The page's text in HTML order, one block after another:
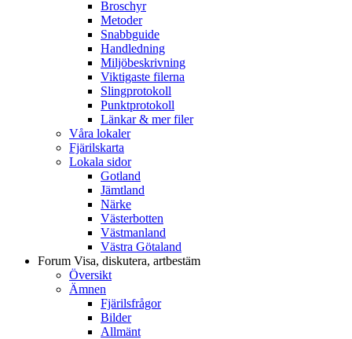
Broschyr
Metoder
Snabbguide
Handledning
Miljöbeskrivning
Viktigaste filerna
Slingprotokoll
Punktprotokoll
Länkar & mer filer
Våra lokaler
Fjärilskarta
Lokala sidor
Gotland
Jämtland
Närke
Västerbotten
Västmanland
Västra Götaland
Forum Visa, diskutera, artbestäm
Översikt
Ämnen
Fjärilsfrågor
Bilder
Allmänt